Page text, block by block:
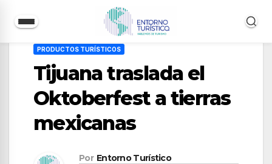
PRODUCTOS TURÍSTICOS
Tijuana traslada el
Oktoberfest a tierras
mexicanas
Por Entorno Turístico